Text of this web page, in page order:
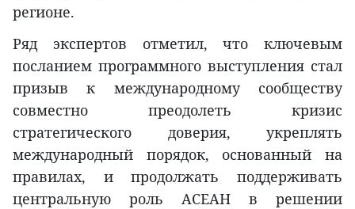
регионе.
Ряд экспертов отметил, что ключевым
посланием программного выступления стал
призыв к международному сообществу
совместно преодолеть кризис
стратегического доверия, укреплять
международный порядок, основанный на
правилах, и продолжать поддерживать
центральную роль АСЕАН в решении